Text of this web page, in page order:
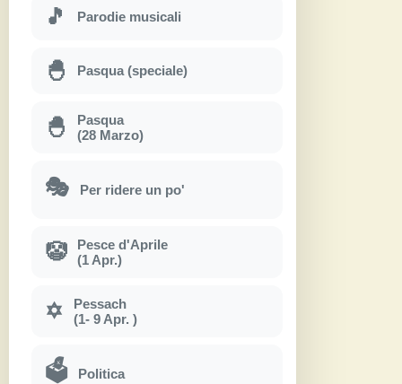
🎵 Parodie musicali
🐣 Pasqua (speciale)
🐣
Pasqua
(28 Marzo)
🎭 Per ridere un po'
🤡
Pesce d'Aprile
(1 Apr.)
✡
Pessach
(1- 9 Apr. )
🗳 Politica